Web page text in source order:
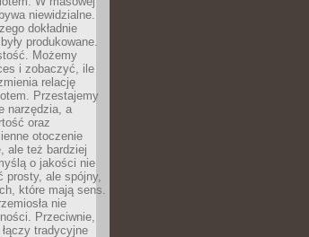
niewidzialne.
dokładnie
produkowane.
Możemy
i zobaczyć, ile
relację
Przestajemy
narzędzia, a
oraz
otoczenie
ale też bardziej
o jakości nie
prosty, ale spójny,
które mają sens.
nie
Przeciwnie,
tradycyjne